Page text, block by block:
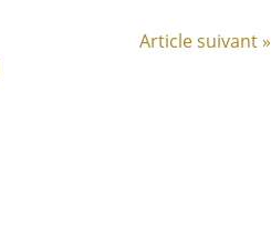
Article suivant »